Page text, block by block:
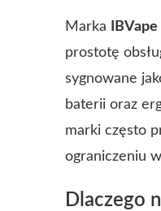
Marka IBVape
prostotę
sygnowane
baterii oraz
marki często
ograniczeniu
Dlaczego